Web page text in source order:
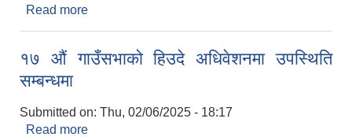
Read more
१७ औं गाउँसभाको हिउदे अधिवेशनमा उपस्थिति
सम्बन्धमा
Submitted on: Thu, 02/06/2025 - 18:17
Read more